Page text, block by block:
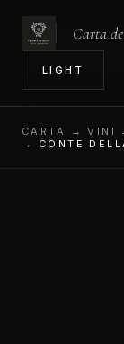
Carta
LIGHT
CARTA
→ VINI
→ CONTE